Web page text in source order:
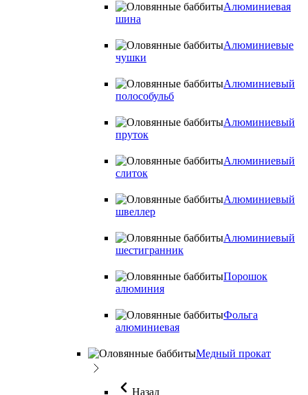
Алюминиевая
шина
Алюминиевые
чушки
Алюминиевый
полособульб
Алюминиевый
пруток
Алюминиевый
слиток
Алюминиевый
швеллер
Алюминиевый
шестигранник
Порошок
алюминия
Фольга
алюминиевая
Медный прокат
Назад